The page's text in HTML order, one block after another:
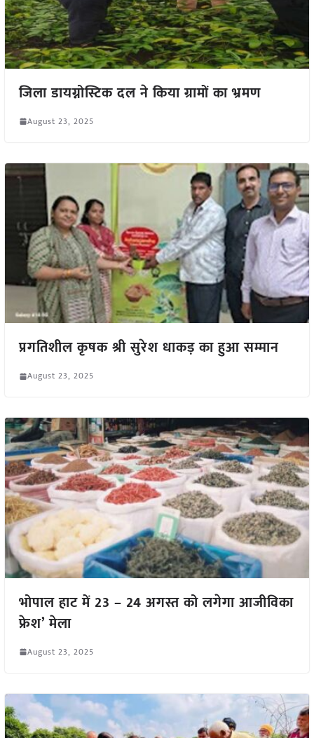
जिला डायग्नोस्टिक दल ने किया ग्रामों का भ्रमण
August 23, 2025
प्रगतिशील कृषक श्री सुरेश धाकड़ का हुआ सम्मान
August 23, 2025
भोपाल हाट में 23 – 24 अगस्त को लगेगा आजीविका
फ्रेश’ मेला
August 23, 2025